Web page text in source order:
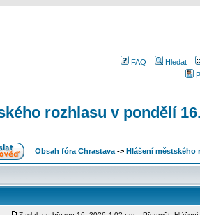
FAQ
Hledat
rozhlasu v pondělí
Obsah fóra Chrastava -> Hlášení městského